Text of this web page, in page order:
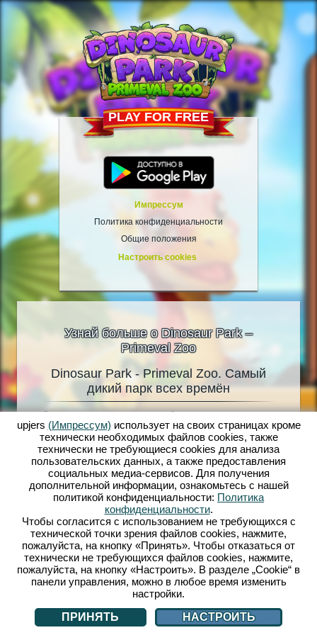
PLAY FOR FREE
Импрессум
Политика конфиденциальности
Общие положения
Настроить cookies
Узнай больше о Dinosaur Park –
Primeval Zoo
вольер!
Dinosaur Park - Primeval Zoo. Самый
дикий парк всех времён
Сенсационная находка взбудоражила все
научное сообщество. Полярная экспедиция
обнаружила динозавров в толще льда. А это
значит, что доисторические животные все еще
живы! Самое время подготовить для них новые
вольеры в динопарке! Ученый Владимир
Михайлович Иванов всегда был уверен, что
вымершие динозавры могут ожить. Но сможет
ли он выяснить, что произошло с его
пропавшей женой? Присоединяйся к
захватывающему приключению по
доисторическим временам с игрой Dinosaur
Park – Primeval Zoo!
Живые
Играй в
и
гостей.
upjers (Импрессум) использует на своих страницах кроме
технически необходимых файлов сookies, также
технически не требующиеся cookies для анализа
пользовательских данных, а также предоставления
социальных медиа-сервисов. Для получения
дополнительной информации, ознакомьтесь с нашей
политикой конфиденциальности: Политика
конфиденциальности.
Чтобы согласится с использованием не требующихся с
технической точки зрения файлов cookies, нажмите,
пожалуйста, на кнопку «Принять». Чтобы отказаться от
технически не требующихся файлов cookies, нажмите,
пожалуйста, на кнопку «Настроить». В разделе „Cookie“ в
панели управления, можно в любое время изменить
настройки.
ПРИНЯТЬ
НАСТРОИТЬ